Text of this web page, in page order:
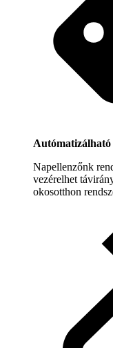
Autómatizálható
Napellenzőnk
vezérelhet
okosotthon